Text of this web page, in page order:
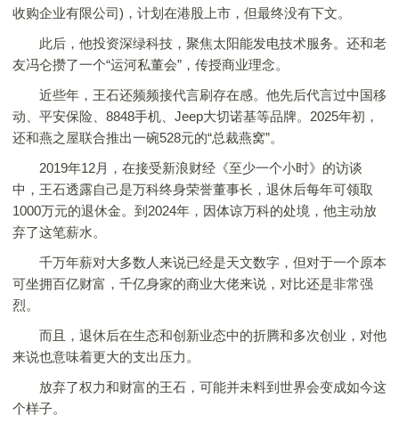
收购企业有限公司)，计划在港股上市，但最终没有下文。
此后，他投资深绿科技，聚焦太阳能发电技术服务。还和老
友冯仑攒了一个“运河私董会”，传授商业理念。
近些年，王石还频频接代言刷存在感。他先后代言过中国移
动、平安保险、8848手机、Jeep大切诺基等品牌。2025年初，
还和燕之屋联合推出一碗528元的“总裁燕窝”。
2019年12月，在接受新浪财经《至少一个小时》的访谈
中，王石透露自己是万科终身荣誉董事长，退休后每年可领取
1000万元的退休金。到2024年，因体谅万科的处境，他主动放
弃了这笔薪水。
千万年薪对大多数人来说已经是天文数字，但对于一个原本
可坐拥百亿财富，千亿身家的商业大佬来说，对比还是非常强
烈。
而且，退休后在生态和创新业态中的折腾和多次创业，对他
来说也意味着更大的支出压力。
放弃了权力和财富的王石，可能并未料到世界会变成如今这
个样子。